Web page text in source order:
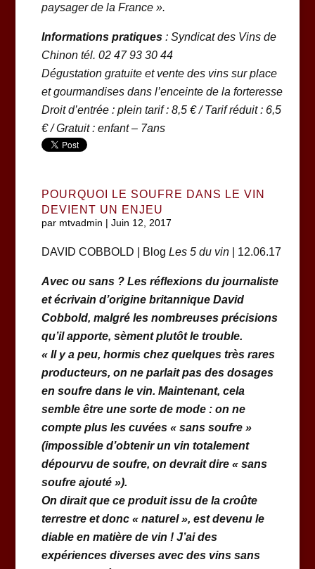
paysager de la France ».
Informations pratiques: Syndicat des Vins de
Chinon tél. 02 47 93 30 44
Dégustation gratuite et vente des vins sur place
et gourmandises dans l’enceinte de la forteresse
Droit d’entrée : plein tarif : 8,5 € / Tarif réduit : 6,5
€ / Gratuit : enfant – 7ans
POURQUOI LE SOUFRE DANS LE VIN
DEVIENT UN ENJEU
par mtvadmin | Juin 12, 2017
DAVID COBBOLD | Blog Les 5 du vin| 12.06.17
Avec ou sans ? Les réflexions du journaliste
et écrivain d’origine britannique David
Cobbold, malgré les nombreuses précisions
qu’il apporte, sèment plutôt le trouble.
« Il y a peu, hormis chez quelques très rares
producteurs, on ne parlait pas des dosages
en soufre dans le vin. Maintenant, cela
semble être une sorte de mode : on ne
compte plus les cuvées « sans soufre »
(impossible d’obtenir un vin totalement
dépourvu de soufre, on devrait dire « sans
soufre ajouté »).
On dirait que ce produit issu de la croûte
terrestre et donc « naturel », est devenu le
diable en matière de vin ! J’ai des
expériences diverses avec des vins sans